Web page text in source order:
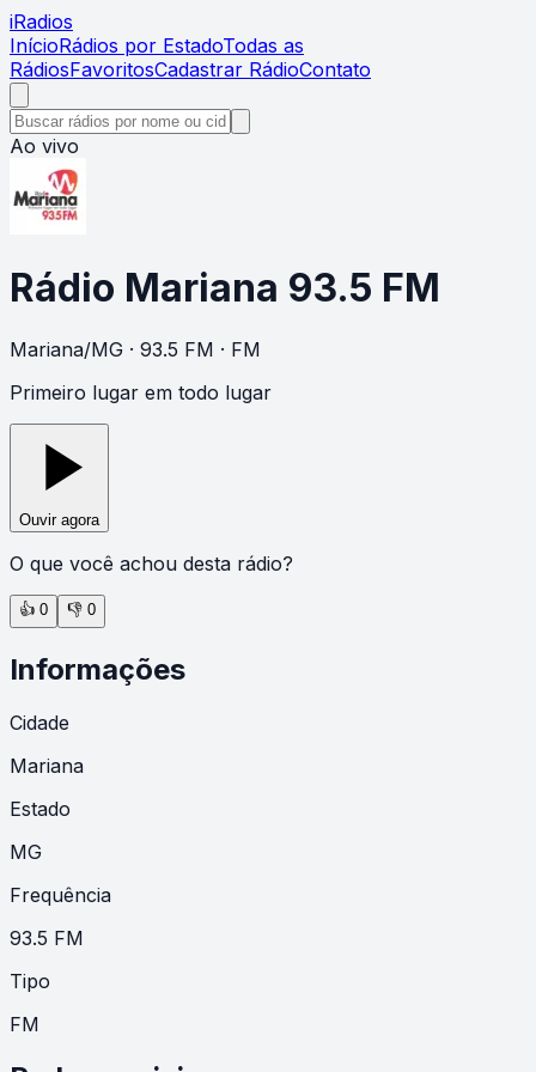
iRadios
InícioRádios por EstadoTodas as
RádiosFavoritosCadastrar RádioContato
Ao vivo
Rádio Mariana 93.5 FM
Mariana/MG · 93.5 FM · FM
Primeiro lugar em todo lugar
Ouvir agora
O que você achou desta rádio?
👍 0 👎 0
Informações
Cidade
Mariana
Estado
MG
Frequência
93.5 FM
Tipo
FM